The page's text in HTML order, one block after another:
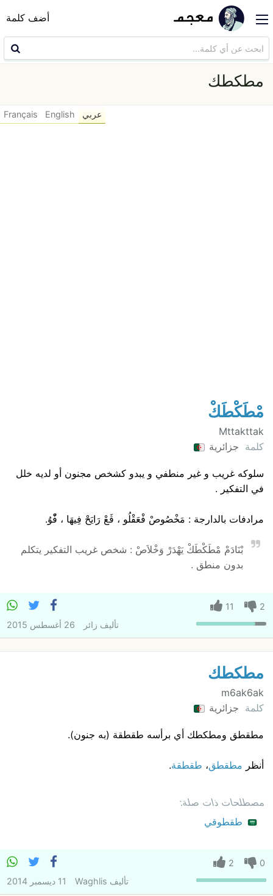
أضف كلمة
مطكطك
مْطَكْطَكْ
Mttakttak
كلمة جزائرية
سلوكه غريب و غير منطفي و يبدو كشخص مجنون أو لديه خلل
في التفكير .
مرادفات بالدارجة : مَخْصُوصْ فْعَقْلُو ، ڨَعْ رَايَحْ فِيهَا ، فّْوُ.
بْنَادَمْ مْطَكْطَكْ يَهْدَرْ وَخْلاَصْ : شخص غريب التفكير يتكلم
بدون منطق .
عربي English
Français
2
11
تأليف زائر 26 أغسطس 2015
مطكطك
m6ak6ak
كلمة جزائرية
مطقطق ومطكطك أي برأسه طقطقة (به جنون).
أنظر مطقطق، طقطقة.
مصطلحات ذات صلة:
طقطوقي
0
2
تأليف Waghlis 11 ديسمبر 2014